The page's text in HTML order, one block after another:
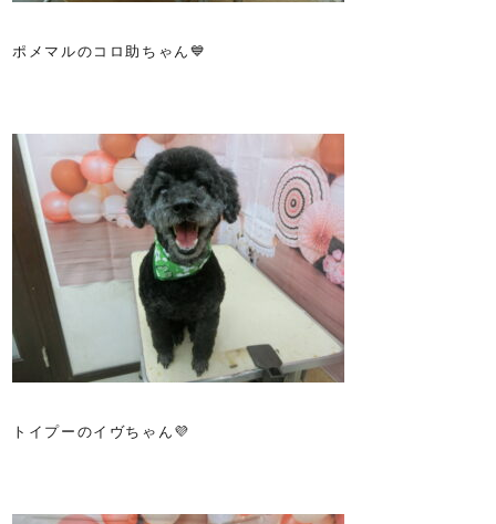
ポメマルのコロ助ちゃん💙
トイプーのイヴちゃん💜